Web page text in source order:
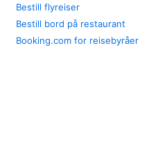
Bestill flyreiser
Bestill bord på restaurant
Booking.com for reisebyråer